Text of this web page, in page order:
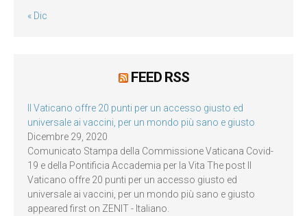
« Dic
FEED RSS
Il Vaticano offre 20 punti per un accesso giusto ed
universale ai vaccini, per un mondo più sano e giusto
Dicembre 29, 2020
Comunicato Stampa della Commissione Vaticana Covid-
19 e della Pontificia Accademia per la Vita The post Il
Vaticano offre 20 punti per un accesso giusto ed
universale ai vaccini, per un mondo più sano e giusto
appeared first on ZENIT - Italiano.